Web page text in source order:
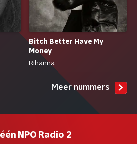
Bitch Better Have My
Money
Rihanna
Meer nummers
NPO Radio 2